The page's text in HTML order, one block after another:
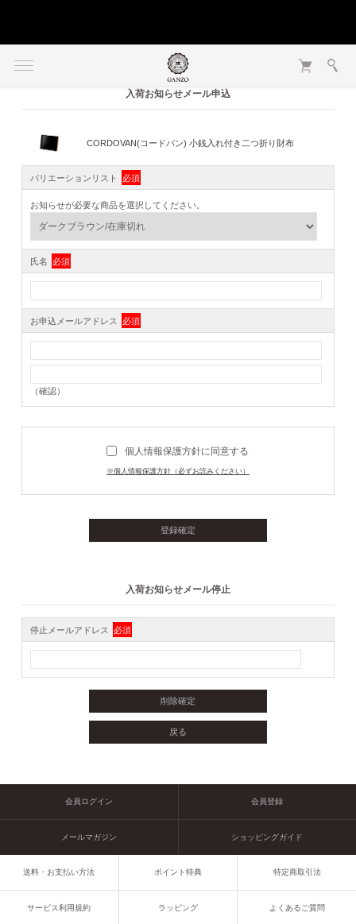
入荷お知らせメール申込
CORDOVAN(コードバン) 小銭入れ付き二つ折り財布
バリエーションリスト 必須
お知らせが必要な商品を選択してください。
氏名 必須
お申込メールアドレス 必須
（確認）
個人情報保護方針に同意する
※個人情報保護方針（必ずお読みください）
入荷お知らせメール停止
停止メールアドレス 必須
会員ログイン 会員登録
メールマガジン ショッピングガイド
送料・お支払い方法 ポイント特典 特定商取引法
サービス利用規約 ラッピング よくあるご質問